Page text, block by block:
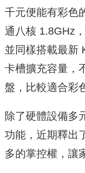
千元便能有彩色
通八核 1.8GHz
並同樣搭載最新
卡槽擴充容量，
盤，比較適合彩
除了硬體設備多
功能，近期釋出
多的掌控權，讓